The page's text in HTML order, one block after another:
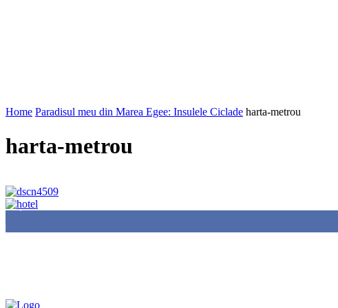
Home Paradisul meu din Marea Egee: Insulele Ciclade harta-metrou
harta-metrou
85,000